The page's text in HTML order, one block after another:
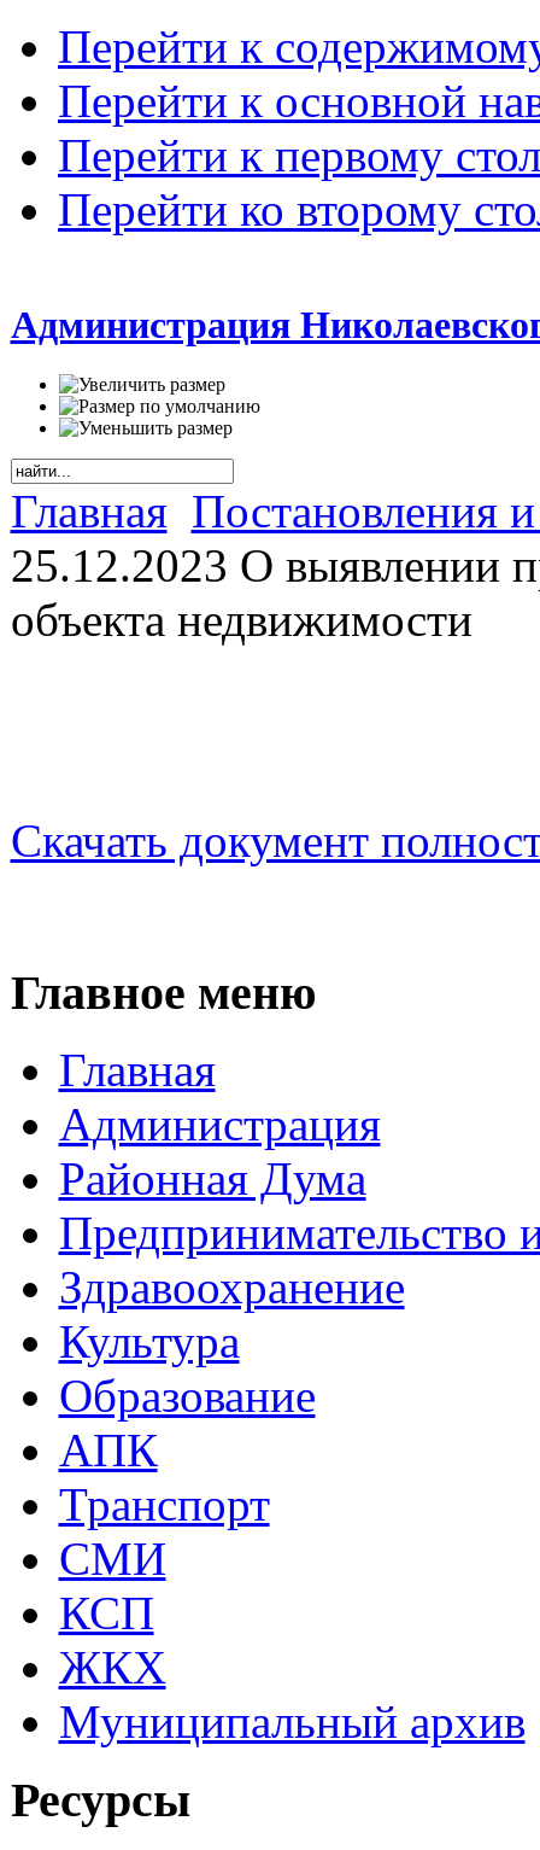
Перейти к
Перейти к основной
Перейти к первому
Перейти ко второму
Администрация
Главная Постановления
25.12.2023 О выявлении
объекта недвижимости
Скачать документ
Главное меню
Главная
Администрация
Районная Дума
Предпринимательство
Здравоохранение
Культура
Образование
АПК
Транспорт
СМИ
КСП
ЖКХ
Муниципальный архив
Ресурсы